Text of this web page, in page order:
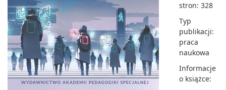
stron: 328
Typ
publikacji:
praca
naukowa
Informacje
o książce: